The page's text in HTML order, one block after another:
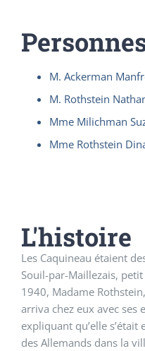
M. Ackerman
M. Rothstein
Mme Milichman
Mme Rothstein
L'histoire
Les Caquineau étaient
Souil-par-Maillezais, petit
1940, Madame
arriva chez eux avec ses
expliquant qu’elle s’était
des Allemands dans la